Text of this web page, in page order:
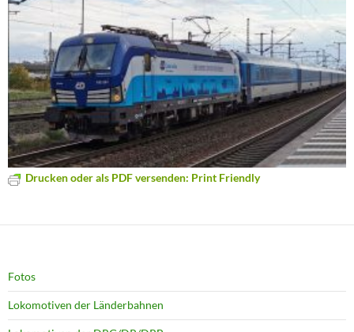
Drucken oder als PDF versenden: Print Friendly
Fotos
Lokomotiven der Länderbahnen